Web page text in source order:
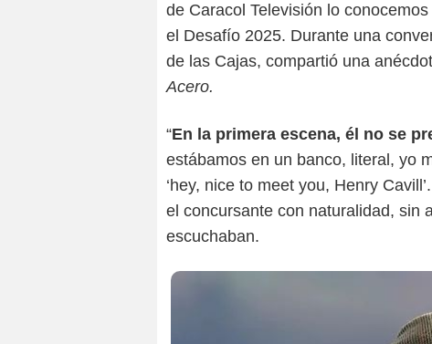
de Caracol Televisión lo
el Desafío 2025. Durante una
de las Cajas, compartió una
Acero.
“En la primera escena, él no se
estábamos en un banco, literal, yo
‘hey, nice to meet you, Henry
el concursante con naturalidad, sin
escuchaban.